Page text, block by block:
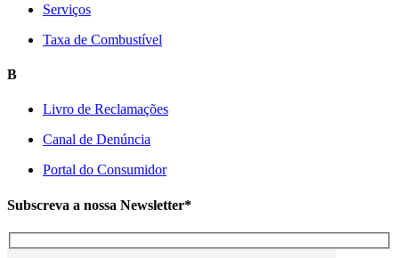
Serviços
Taxa de Combustível
B
Livro de Reclamações
Canal de Denúncia
Portal do Consumidor
Subscreva a nossa Newsletter*